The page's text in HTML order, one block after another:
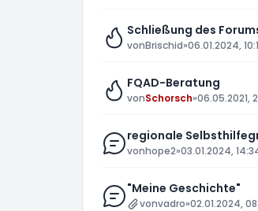
Schließung des
vonBrischid»06.01.2024,
FQAD-Beratung
vonSchorsch»06.05.2021,
regionale
vonhope2»03.01.2024,
"Meine Geschichte"
vonvadro»02.01.2024,